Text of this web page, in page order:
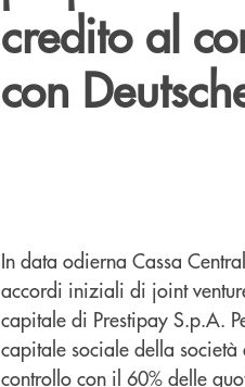
credito al
con
In data odierna Cassa
accordi iniziali di joint
capitale di Prestipay S.p.A.
capitale sociale della
controllo con il 60% delle